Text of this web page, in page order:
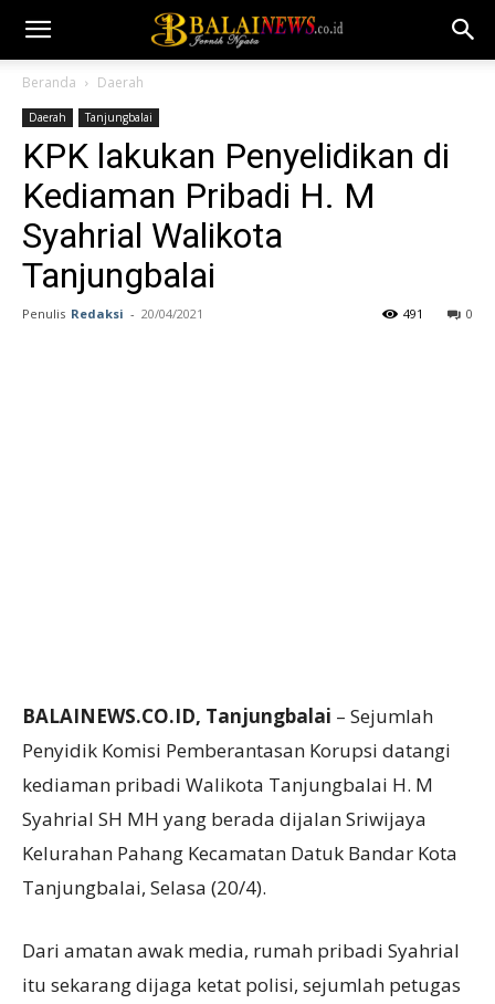
Beranda Daerah
Daerah Tanjungbalai
KPK lakukan Penyelidikan di
Kediaman Pribadi H. M
Syahrial Walikota
Tanjungbalai
Penulis Redaksi - 20/04/2021 0
491
BALAINEWS.CO.ID, Tanjungbalai – Sejumlah
Penyidik Komisi Pemberantasan Korupsi datangi
kediaman pribadi Walikota Tanjungbalai H. M
Syahrial SH MH yang berada dijalan Sriwijaya
Kelurahan Pahang Kecamatan Datuk Bandar Kota
Tanjungbalai, Selasa (20/4).
Dari amatan awak media, rumah pribadi Syahrial
itu sekarang dijaga ketat polisi, sejumlah petugas